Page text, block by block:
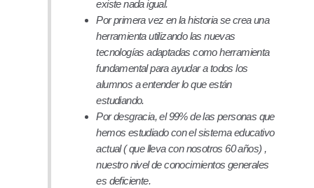
existe nada igual.
Por primera vez en la historia se crea una
herramienta utilizando las nuevas
tecnologías adaptadas como herramienta
fundamental para ayudar a todos los
alumnos a entender lo que están
estudiando.
Por desgracia, el 99% de las personas que
hemos estudiado con el sistema educativo
actual ( que lleva con nosotros 60 años) ,
nuestro nivel de conocimientos generales
es deficiente.